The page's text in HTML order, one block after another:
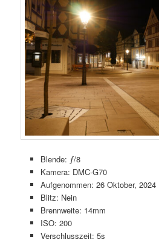
Blende: ƒ/8
Kamera: DMC-G70
Aufgenommen: 26 Oktober, 2024
Blitz: Nein
Brennweite: 14mm
ISO: 200
Verschlusszeit: 5s